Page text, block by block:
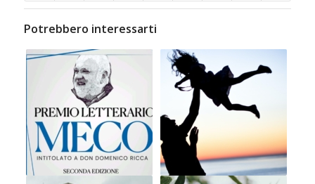
Potrebbero interessarti